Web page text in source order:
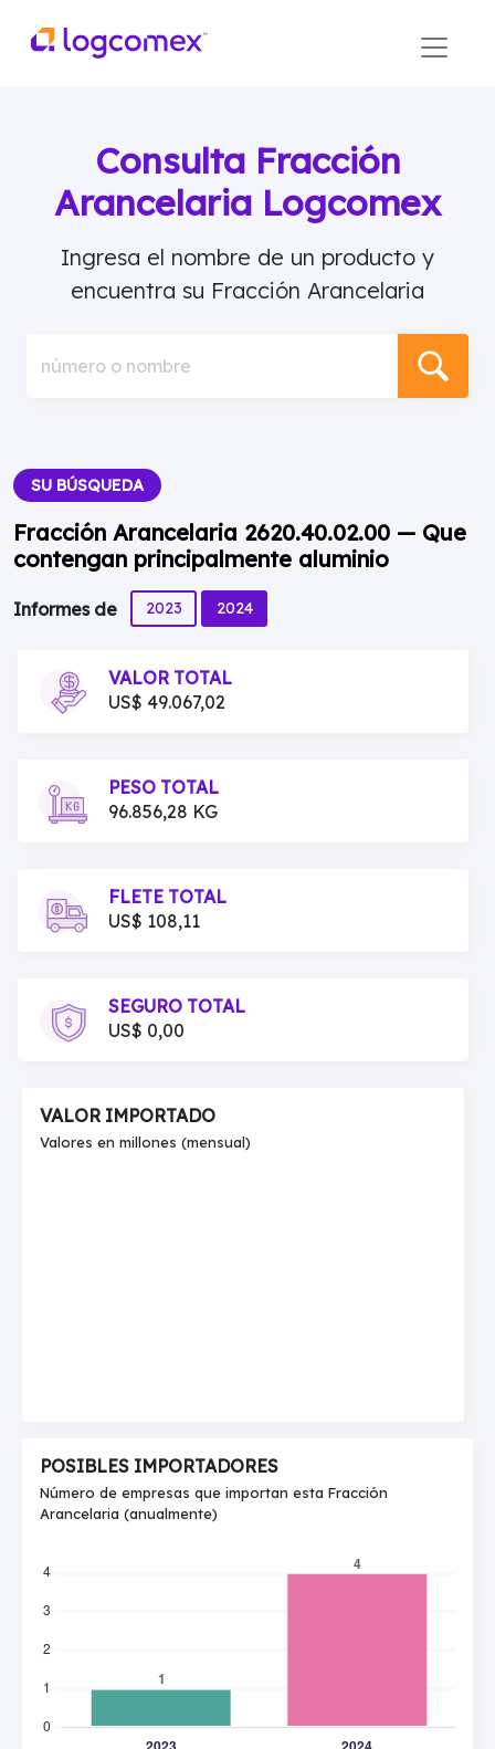
Consulta Fracción
Arancelaria Logcomex
Ingresa el nombre de un producto y
encuentra su Fracción Arancelaria
número o nombre
SU BÚSQUEDA
Fracción Arancelaria 2620.40.02.00 — Que
contengan principalmente aluminio
Informes de 2023 2024
VALOR TOTAL
US$ 49.067,02
PESO TOTAL
96.856,28 KG
FLETE TOTAL
US$ 108,11
SEGURO TOTAL
US$ 0,00
VALOR IMPORTADO
Valores en millones (mensual)
POSIBLES IMPORTADORES
Número de empresas que importan esta Fracción
Arancelaria (anualmente)